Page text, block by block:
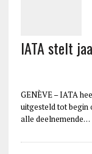
IATA stelt
GENÈVE – IATA
uitgesteld tot begin
alle deelnemende…